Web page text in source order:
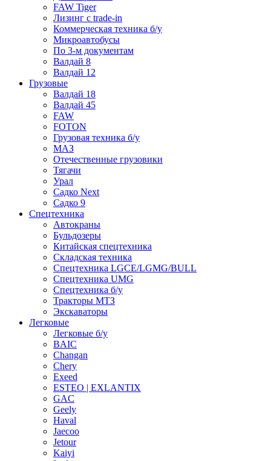
FAW Tiger
Лизинг с trade-in
Коммерческая техника б/у
Микроавтобусы
По 3-м документам
Валдай 8
Валдай 12
Грузовые
Валдай 18
Валдай 45
FAW
FOTON
Грузовая техника б/у
МАЗ
Отечественные грузовики
Тягачи
Урал
Садко Next
Садко 9
Спецтехника
Автокраны
Бульдозеры
Китайская спецтехника
Складская техника
Спецтехника LGCE/LGMG/BULL
Спецтехника UMG
Спецтехника б/у
Тракторы МТЗ
Экскаваторы
Легковые
Легковые б/у
BAIC
Changan
Chery
Exeed
ESTEO | EXLANTIX
GAC
Geely
Haval
Jaecoo
Jetour
Kaiyi